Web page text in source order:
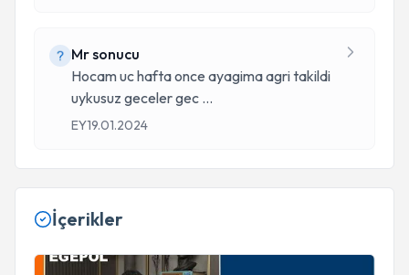
Mr sonucu
Hocam uc hafta once ayagima agri takildi
uykusuz geceler gec ...
EY19.01.2024
İçerikler
Beyin Tümörleri Nasıl Sınıflandırılır | Egepol Hastaneleri